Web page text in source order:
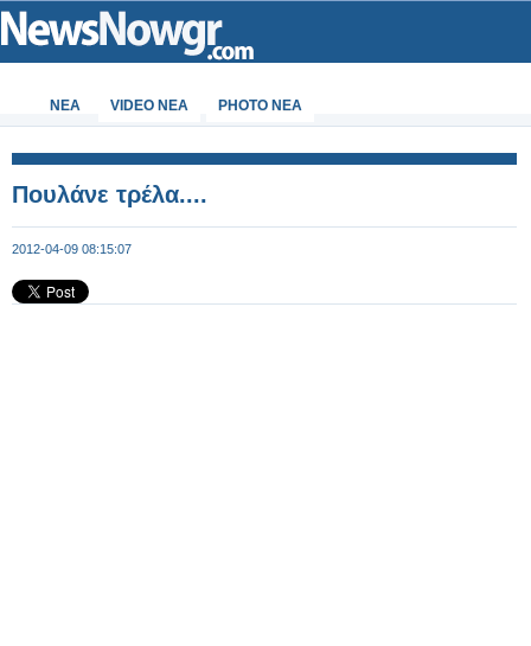
ΝΕΑ VIDEO NEA PHOTO NEA
Πουλάνε τρέλα....
2012-04-09 08:15:07